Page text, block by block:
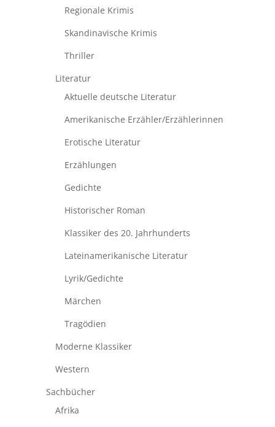
Regionale Krimis
Skandinavische Krimis
Thriller
Literatur
Aktuelle deutsche Literatur
Amerikanische Erzähler/Erzählerinnen
Erotische Literatur
Erzählungen
Gedichte
Historischer Roman
Klassiker des 20. Jahrhunderts
Lateinamerikanische Literatur
Lyrik/Gedichte
Märchen
Tragödien
Moderne Klassiker
Western
Sachbücher
Afrika